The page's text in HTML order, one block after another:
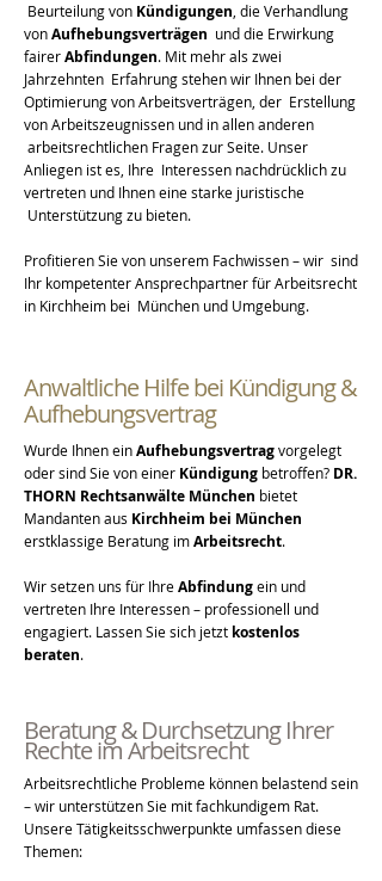
Beurteilung von Kündigungen , die Verhandlung
vonAufhebungsverträgen und die Erwirkung
fairerAbfindungen. Mit mehr als zwei
Jahrzehnten Erfahrung stehen wir Ihnen bei der
Optimierung von Arbeitsverträgen, der Erstellung
von Arbeitszeugnissen und in allen anderen
arbeitsrechtlichen Fragen zur Seite. Unser
Anliegen ist es, Ihre Interessen nachdrücklich zu
vertreten und Ihnen eine starke juristische
Unterstützung zu bieten.
Profitieren Sie von unserem Fachwissen – wir sind
Ihr kompetenter Ansprechpartner für Arbeitsrecht
in Kirchheim bei München und Umgebung.
Anwaltliche Hilfe bei Kündigung &
Aufhebungsvertrag
Wurde Ihnen einAufhebungsvertragvorgelegt
oder sind Sie von einer Kündigung betroffen? DR.
THORN Rechtsanwälte München bietet
Mandanten aus Kirchheim bei München
erstklassige Beratung imArbeitsrecht.
Wir setzen uns für IhreAbfindungein und
vertreten Ihre Interessen – professionell und
engagiert. Lassen Sie sich jetzt kostenlos
beraten.
Beratung & Durchsetzung Ihrer
Rechte im Arbeitsrecht
Arbeitsrechtliche Probleme können belastend sein
– wir unterstützen Sie mit fachkundigem Rat.
Unsere Tätigkeitsschwerpunkte umfassen diese
Themen: